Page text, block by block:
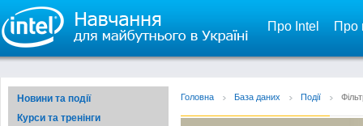
Про Intel Про
Новини та події
Курси та тренінги
Головна База даних Події